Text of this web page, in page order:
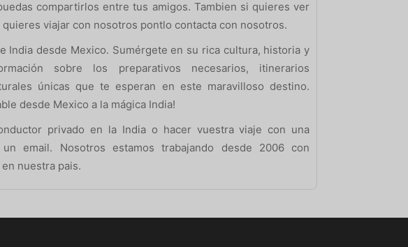
compartirlos entre tus amigos. Tambien si quieres ver
viajar con nosotros pontlo contacta con nosotros.
India desde Mexico. Sumérgete en su rica cultura, historia y
sobre los preparativos necesarios, itinerarios
únicas que te esperan en este maravilloso destino.
desde Mexico a la mágica India!
privado en la India o hacer vuestra viaje con una
email. Nosotros estamos trabajando desde 2006 con
nuestra pais.